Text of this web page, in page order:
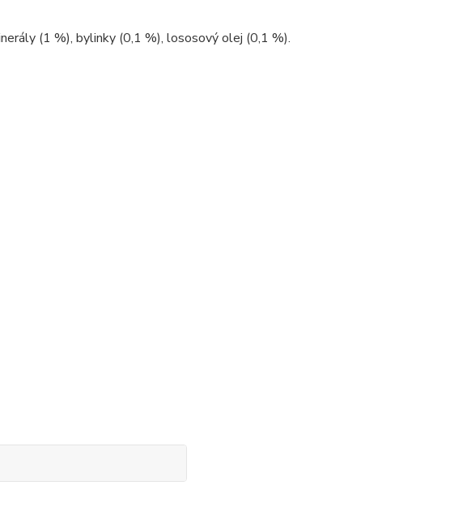
(1 %), bylinky (0,1 %), lososový olej (0,1 %).